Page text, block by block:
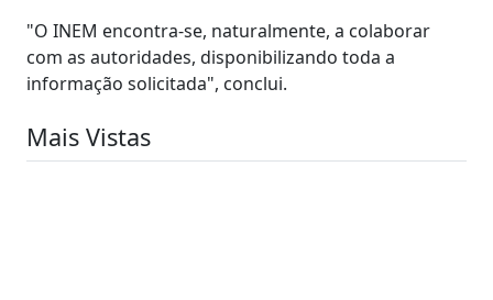
"O INEM encontra-se, naturalmente, a colaborar
com as autoridades, disponibilizando toda a
informação solicitada", conclui.
Mais Vistas